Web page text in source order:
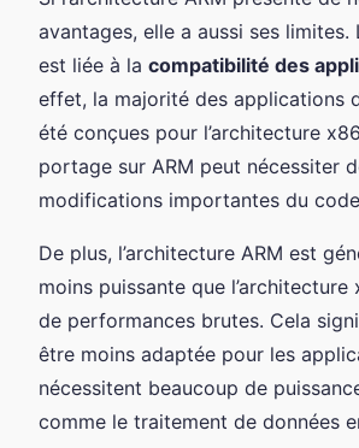
avantages, elle a aussi ses limites.
est liée à la compatibilité des
effet, la majorité des applications
été conçues pour l’architecture
portage sur ARM peut nécessiter
modifications importantes du
De plus, l’architecture ARM est
moins puissante que l’architecture
de performances brutes. Cela
être moins adaptée pour les
nécessitent beaucoup de
comme le traitement de données